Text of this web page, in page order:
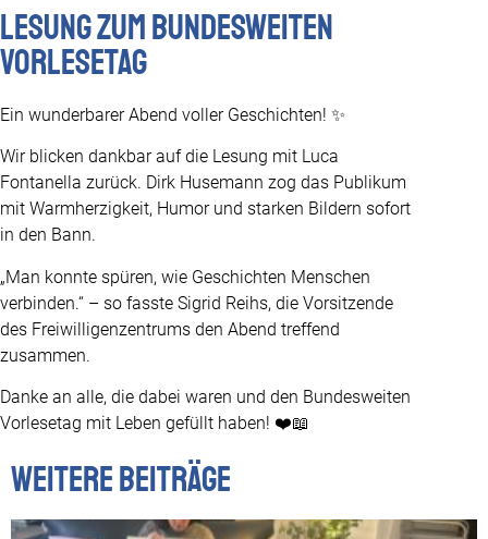
Lesung zum Bundesweiten
Vorlesetag
Ein wunderbarer Abend voller Geschichten! ✨
Wir blicken dankbar auf die Lesung mit Luca
Fontanella zurück. Dirk Husemann zog das Publikum
mit Warmherzigkeit, Humor und starken Bildern sofort
in den Bann.
„Man konnte spüren, wie Geschichten Menschen
verbinden.“ – so fasste Sigrid Reihs, die Vorsitzende
des Freiwilligenzentrums den Abend treffend
zusammen.
Danke an alle, die dabei waren und den Bundesweiten
Vorlesetag mit Leben gefüllt haben! ❤️📖
Weitere Beiträge